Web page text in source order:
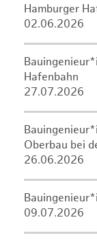
Hamburger
02.06.2026
Hafenbahn
27.07.2026
Oberbau bei
26.06.2026
09.07.2026